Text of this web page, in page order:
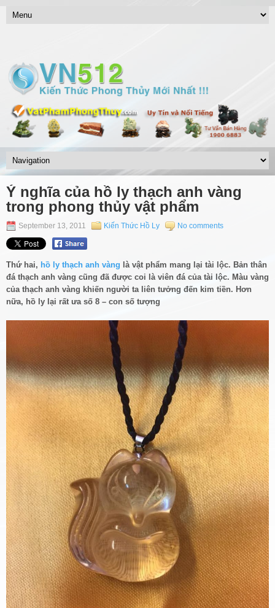
Ý nghĩa của hồ ly thạch anh vàng
trong phong thủy vật phẩm
September 13, 2011 Kiến Thức Hồ Ly No comments
Thứ hai, hồ ly thạch anh vàng là vật phẩm mang lại tài lộc. Bản thân
đá thạch anh vàng cũng đã được coi là viên đá của tài lộc. Màu vàng
của thạch anh vàng khiến người ta liên tưởng đến kim tiền. Hơn
nữa, hồ ly lại rất ưa số 8 – con số tượng